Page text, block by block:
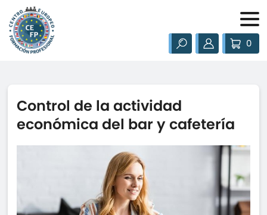
0
Control de la actividad
económica del bar y cafetería